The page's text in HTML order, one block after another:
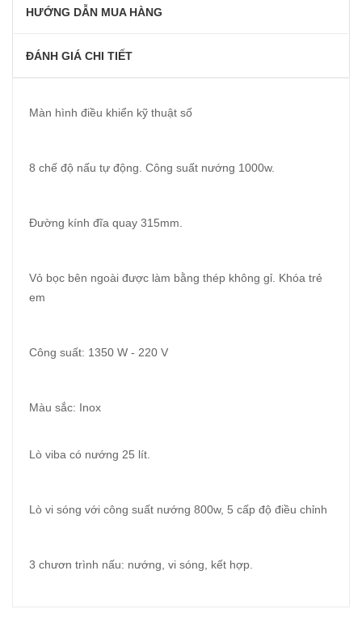
HƯỚNG DẪN MUA HÀNG
ĐÁNH GIÁ CHI TIẾT
Màn hình điều khiển kỹ thuật số
8 chế độ nấu tự động. Công suất nướng 1000w.
Đường kính đĩa quay 315mm.
Vỏ bọc bên ngoài được làm bằng thép không gỉ. Khóa trẻ
em
Công suất: 1350 W - 220 V
Màu sắc: Inox
Lò viba có nướng 25 lít.
Lò vi sóng với công suất nướng 800w, 5 cấp độ điều chỉnh
3 chươn trình nấu: nướng, vi sóng, kết hợp.